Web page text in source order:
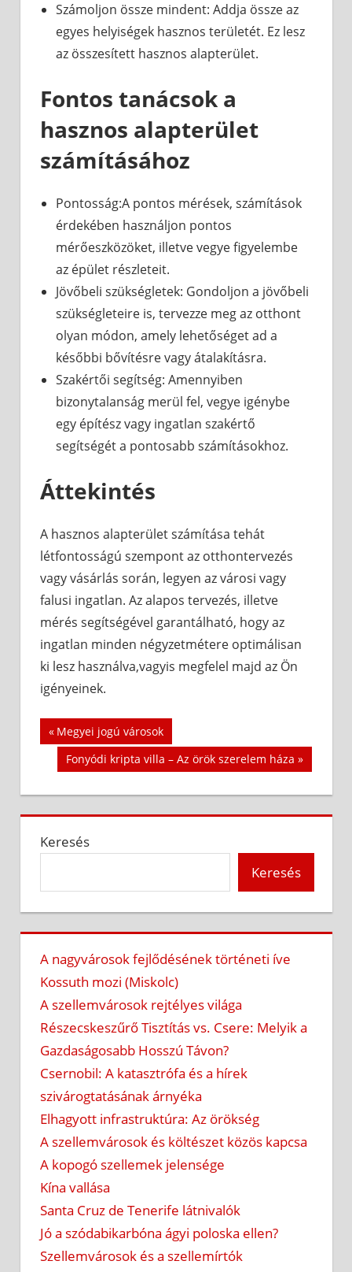
Számoljon össze mindent: Addja össze az
egyes helyiségek hasznos területét. Ez lesz
az összesített hasznos alapterület.
Fontos tanácsok a
hasznos alapterület
számításához
Pontosság:A pontos mérések, számítások
érdekében használjon pontos
mérőeszközöket, illetve vegye figyelembe
az épület részleteit.
Jövőbeli szükségletek: Gondoljon a jövőbeli
szükségleteire is, tervezze meg az otthont
olyan módon, amely lehetőséget ad a
későbbi bővítésre vagy átalakításra.
Szakértői segítség: Amennyiben
bizonytalanság merül fel, vegye igénybe
egy építész vagy ingatlan szakértő
segítségét a pontosabb számításokhoz.
Áttekintés
A hasznos alapterület számítása tehát
létfontosságú szempont az otthontervezés
vagy vásárlás során, legyen az városi vagy
falusi ingatlan. Az alapos tervezés, illetve
mérés segítségével garantálható, hogy az
ingatlan minden négyzetmétere optimálisan
ki lesz használva,vagyis megfelel majd az Ön
igényeinek.
Bejegyzés
navigáció
Previous
Post:
Megyei jogú városok
Next
Post:
Fonyódi kripta villa – Az örök szerelem háza
Keresés
Keresés
A nagyvárosok fejlődésének történeti íve
Kossuth mozi (Miskolc)
A szellemvárosok rejtélyes világa
Részecskeszűrő Tisztítás vs. Csere: Melyik a
Gazdaságosabb Hosszú Távon?
Csernobil: A katasztrófa és a hírek
szivárogtatásának árnyéka
Elhagyott infrastruktúra: Az örökség
A szellemvárosok és költészet közös kapcsa
A kopogó szellemek jelensége
Kína vallása
Santa Cruz de Tenerife látnivalók
Jó a szódabikarbóna ágyi poloska ellen?
Szellemvárosok és a szellemírtók